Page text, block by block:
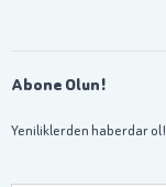
Abone Olun!
Yeniliklerden haberdar ol!